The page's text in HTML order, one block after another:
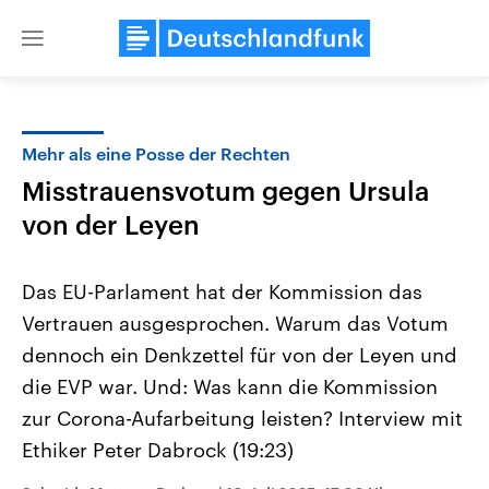
Close
Landtagswahl Sachsen-Anhalt
2026
Alle Informationen
September 2026 einen neuen
Bundesland von einer Koalition aus
USA
Aktuelle Beiträge,
Hintergründe
mit großem Einfluss auf
Mehr als eine Posse der Rechten
Misstrauensvotum gegen Ursula
von der Leyen
Das EU-Parlament hat der Kommission das
Vertrauen ausgesprochen. Warum das Votum
dennoch ein Denkzettel für von der Leyen und
die EVP war. Und: Was kann die Kommission
zur Corona-Aufarbeitung leisten? Interview mit
Ethiker Peter Dabrock (19:23)